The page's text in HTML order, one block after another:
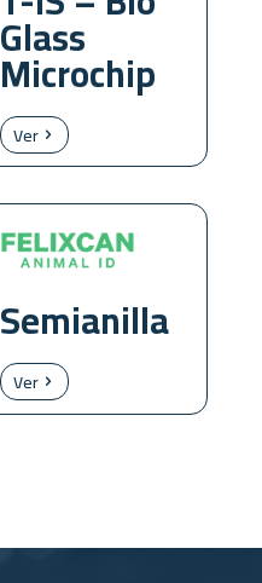
Glass
Microchip
Ver
Semianilla
Ver